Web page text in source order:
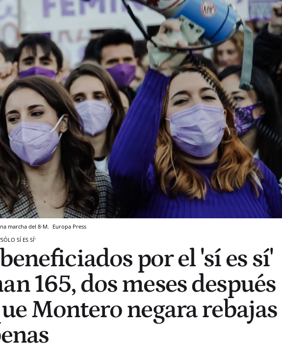
marcha del 8-M. Europa Press
SÍ ES SÍ'
por el 'sí es sí'
165, dos meses después
Montero negara rebajas